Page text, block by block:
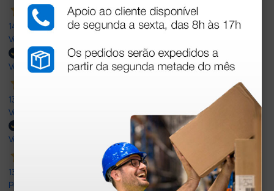
14 Jul 2026
Very Good!
Verified buyer
13 Jul 2026
Very good
Verified buyer
13 Jul 2026
Perfeito ,fácil de encomendar e envio rápido